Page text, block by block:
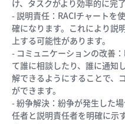
け、タスクがより効率的に完
- 説明責任：RACIチャートを
確になります。これにより説
上する可能性があります。
- コミュニケーションの改善
て誰に相談したり、誰に通知
解できるようにすることで、
ができます。
- 紛争解決：紛争が発生した
任者と説明責任者を明確に示